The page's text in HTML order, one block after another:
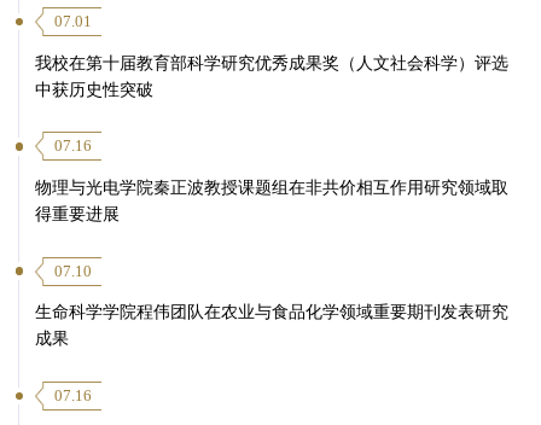
07.01
我校在第十届教育部科学研究优秀成果奖（人文社会科学）评选
中获历史性突破
07.16
物理与光电学院秦正波教授课题组在非共价相互作用研究领域取
得重要进展
07.10
生命科学学院程伟团队在农业与食品化学领域重要期刊发表研究
成果
07.16